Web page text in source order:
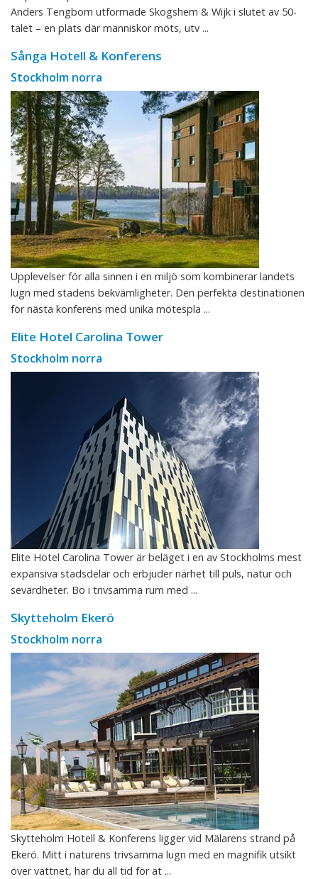
Anders Tengbom utformade Skogshem & Wijk i slutet av 50-
talet – en plats där människor möts, utv ...
Sånga Hotell & Konferens
Stockholm norra
Upplevelser för alla sinnen i en miljö som kombinerar landets
lugn med stadens bekvämligheter. Den perfekta destinationen
för nästa konferens med unika mötespla ...
Elite Hotel Carolina Tower
Stockholm norra
Elite Hotel Carolina Tower är beläget i en av Stockholms mest
expansiva stadsdelar och erbjuder närhet till puls, natur och
sevärdheter. Bo i trivsamma rum med ...
Skytteholm Ekerö
Stockholm norra
Skytteholm Hotell & Konferens ligger vid Mälarens strand på
Ekerö. Mitt i naturens trivsamma lugn med en magnifik utsikt
över vattnet, har du all tid för at ...